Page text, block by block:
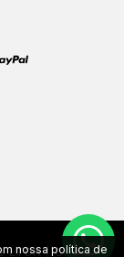
LTDA | CNPJ
nossa política de